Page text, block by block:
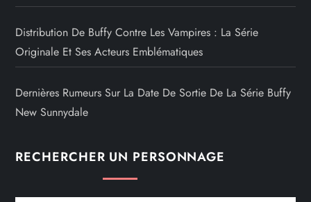
Distribution De Buffy Contre Les Vampires : La Série
Originale Et Ses Acteurs Emblématiques
Dernières Rumeurs Sur La Date De Sortie De La Série Buffy
New Sunnydale
RECHERCHER UN PERSONNAGE